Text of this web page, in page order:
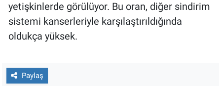
yetişkinlerde görülüyor. Bu oran, diğer sindirim
sistemi kanserleriyle karşılaştırıldığında
oldukça yüksek.
Paylaş